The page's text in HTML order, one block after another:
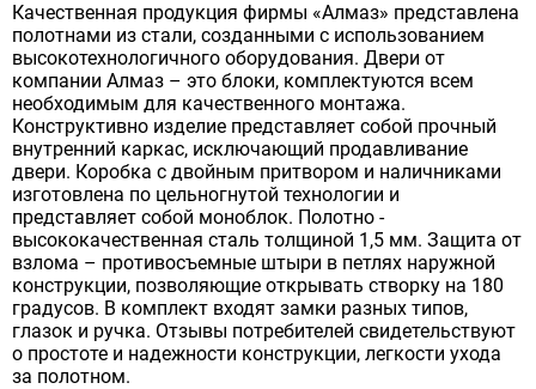
Качественная продукция фирмы «Алмаз» представлена
полотнами из стали, созданными с использованием
высокотехнологичного оборудования. Двери от
компании Алмаз – это блоки, комплектуются всем
необходимым для качественного монтажа.
Конструктивно изделие представляет собой прочный
внутренний каркас, исключающий продавливание
двери. Коробка с двойным притвором и наличниками
изготовлена по цельногнутой технологии и
представляет собой моноблок. Полотно -
высококачественная сталь толщиной 1,5 мм. Защита от
взлома – противосъемные штыри в петлях наружной
конструкции, позволяющие открывать створку на 180
градусов. В комплект входят замки разных типов,
глазок и ручка. Отзывы потребителей свидетельствуют
о простоте и надежности конструкции, легкости ухода
за полотном.